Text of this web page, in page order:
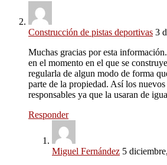
Construcción de pistas deportivas 3
Muchas gracias por esta
en el momento en el que se
regularla de algun modo de forma
parte de la propiedad. Así los
responsables ya que la usaran de
Responder
Miguel Fernández 5